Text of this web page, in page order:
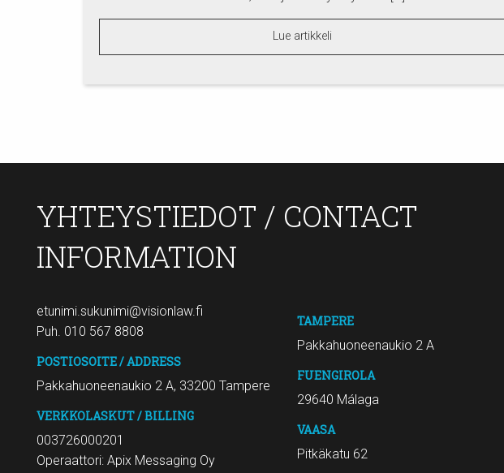
Lue artikkeli
YHTEYSTIEDOT / CONTACT
INFORMATION
etunimi.sukunimi@visionlaw.fi
Puh. 010 567 8808
POSTIOSOITE / ADDRESS
Pakkahuoneenaukio 2 A, 33200 Tampere
VERKKOLASKUT / BILLING
003726000201
Operaattori: Apix Messaging Oy
TAMPERE
Pakkahuoneenaukio 2 A
FUENGIROLA
29640 Málaga
VAASA
Pitkäkatu 62